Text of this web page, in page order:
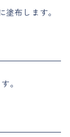
布します。
。